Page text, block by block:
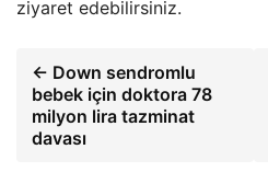
ziyaret edebilirsiniz.
← Down sendromlu
bebek için doktora 78
milyon lira tazminat
davası